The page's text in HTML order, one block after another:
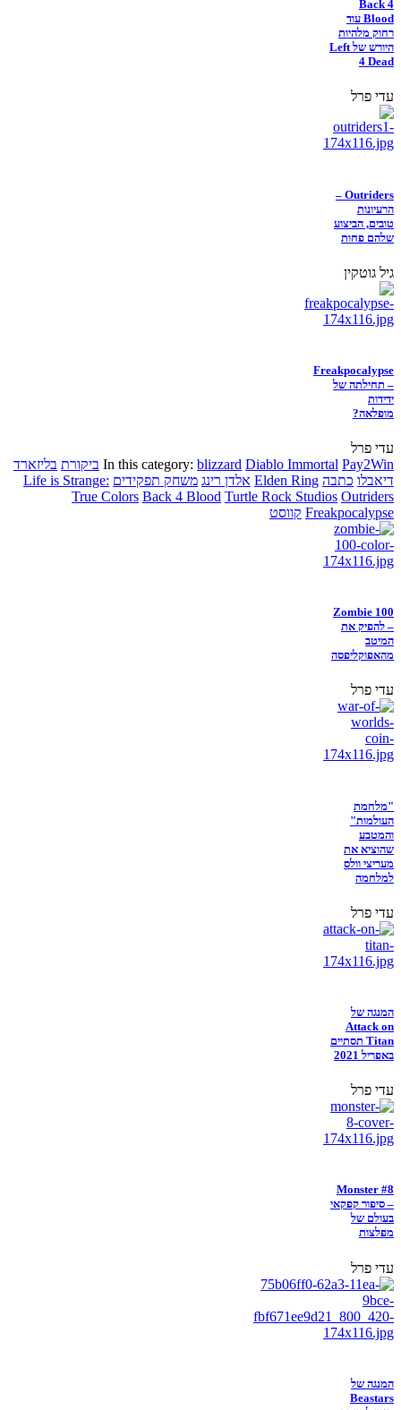
Back 4
Blood עוד
רחוק מלהיות
היורש של Left
4 Dead
עדי פרל
Outriders –
הרעיונות
טובים, הביצוע
שלהם פחות
גיל גוטקין
Freakpocalypse
– תחילתה של
ידידות
מופלאה?
עדי פרל
In this category: blizzard Diablo Immortal Pay2Win ביקורת בליזארד
דיאבלו כתבה Elden Ring אלדן רינג משחק תפקידים Life is Strange:
True Colors Back 4 Blood Turtle Rock Studios Outriders
Freakpocalypse קווסט
Zombie 100
– להפיק את
המיטב
מהאפוקליפסה
עדי פרל
"מלחמת
העולמות"
והמטבע
שהוציא את
מעריצי וולס
למלחמה
עדי פרל
המנגה של
Attack on
Titan תסתיים
באפריל 2021
עדי פרל
Monster #8
– סיפור קפקאי
בעולם של
מפלצות
עדי פרל
המנגה של
Beastars